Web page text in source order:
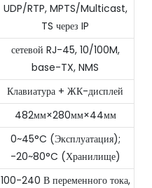
UDP/RTP, MPTS/Multicast,
TS через IP
сетевой RJ-45, 10/100M,
base-TX, NMS
Клавиатура + ЖК-дисплей
482мм×280мм×44мм
0~45°C (Эксплуатация);
-20~80°C (Хранилище)
100-240 В переменного тока,